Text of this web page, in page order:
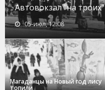
Автовокзал "на троих"
05-июл, 12:08
Магаданцы на Новый год лису
топили